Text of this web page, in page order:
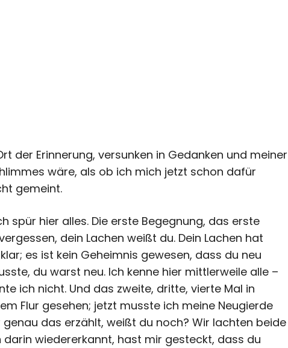
der Erinnerung, versunken in Gedanken und meiner
wäre, als ob ich mich jetzt schon dafür
gemeint.
spür hier alles. Die erste Begegnung, das erste
dein Lachen weißt du. Dein Lachen hat
es ist kein Geheimnis gewesen, dass du neu
du warst neu. Ich kenne hier mittlerweile alle –
ich nicht. Und das zweite, dritte, vierte Mal in
Flur gesehen; jetzt musste ich meine Neugierde
genau das erzählt, weißt du noch? Wir lachten beide
wiedererkannt, hast mir gesteckt, dass du